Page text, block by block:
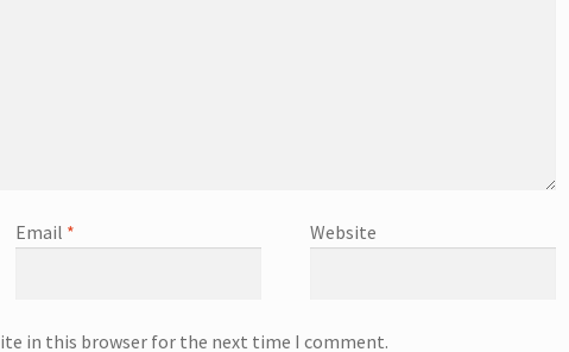
Email * Website
in this browser for the next time I comment.